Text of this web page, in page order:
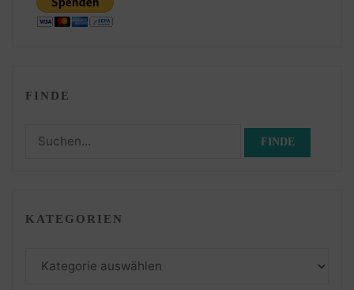
FINDE
Suchen
KATEGORIEN